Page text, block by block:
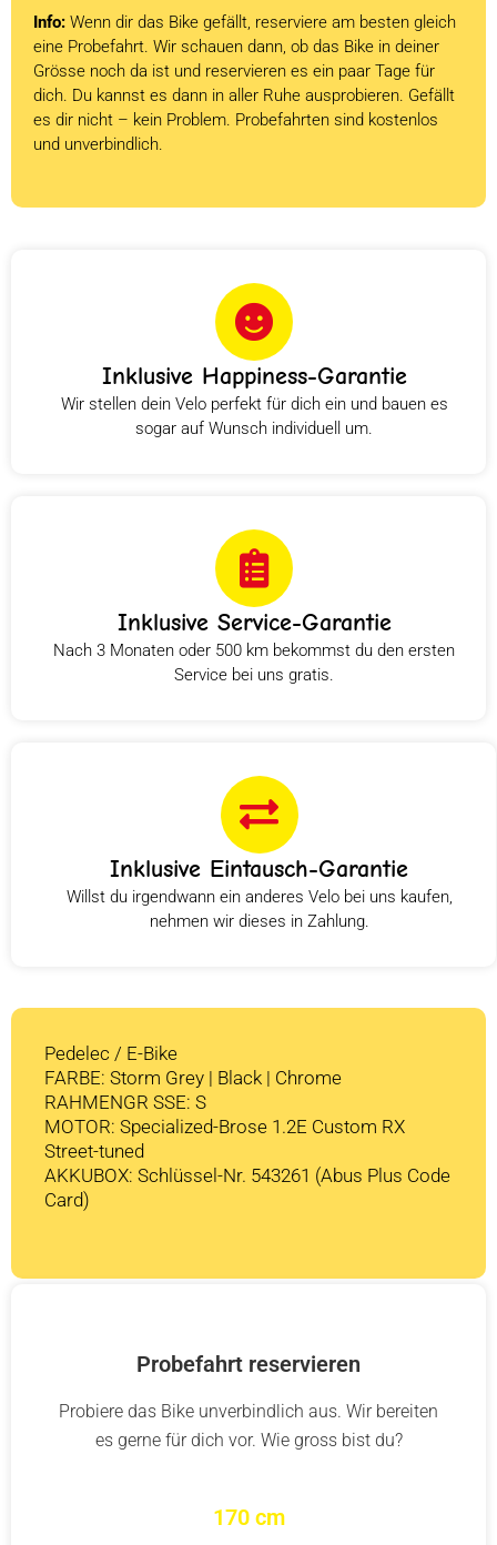
Info: Wenn dir das Bike gefällt, reserviere am besten gleich
eine Probefahrt. Wir schauen dann, ob das Bike in deiner
Grösse noch da ist und reservieren es ein paar Tage für
dich. Du kannst es dann in aller Ruhe ausprobieren. Gefällt
es dir nicht – kein Problem. Probefahrten sind kostenlos
und unverbindlich.
Inklusive Happiness-Garantie
Wir stellen dein Velo perfekt für dich ein und bauen es
sogar auf Wunsch individuell um.
Inklusive Service-Garantie
Nach 3 Monaten oder 500 km bekommst du den ersten
Service bei uns gratis.
Inklusive Eintausch-Garantie
Willst du irgendwann ein anderes Velo bei uns kaufen,
nehmen wir dieses in Zahlung.
Pedelec / E-Bike
FARBE: Storm Grey | Black | Chrome
RAHMENGR SSE: S
MOTOR: Specialized-Brose 1.2E Custom RX
Street-tuned
AKKUBOX: Schlüssel-Nr. 543261 (Abus Plus Code
Card)
Probefahrt reservieren
Probiere das Bike unverbindlich aus. Wir bereiten
es gerne für dich vor. Wie gross bist du?
170 cm